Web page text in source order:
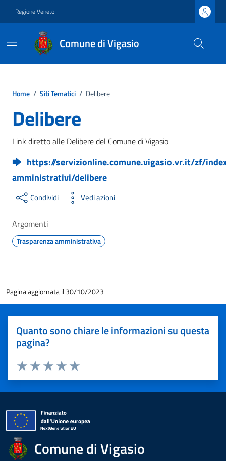
Regione Veneto
Comune di Vigasio
Home / Siti Tematici / Delibere
Delibere
Link diretto alle Delibere del Comune di Vigasio
https://servizionline.comune.vigasio.vr.it/zf/
amministrativi/delibere
Condividi Vedi azioni
Argomenti
Trasparenza amministrativa
Pagina aggiornata il 30/10/2023
Quanto sono chiare le informazioni su questa
pagina?
Valuta 5 stelle su 5
Valuta 4 stelle su 5
Valuta 3 stelle su 5
Valuta 2 stelle su 5
Valuta 1 stelle su 5
Comune di Vigasio